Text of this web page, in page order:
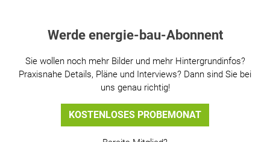
Werde energie-bau-Abonnent
Sie wollen noch mehr Bilder und mehr Hintergrundinfos?
Praxisnahe Details, Pläne und Interviews? Dann sind Sie bei
uns genau richtig!
KOSTENLOSES PROBEMONAT